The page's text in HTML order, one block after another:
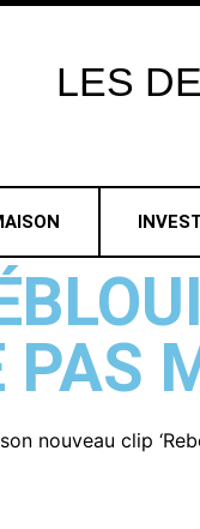
LES
PAS
nouveau clip